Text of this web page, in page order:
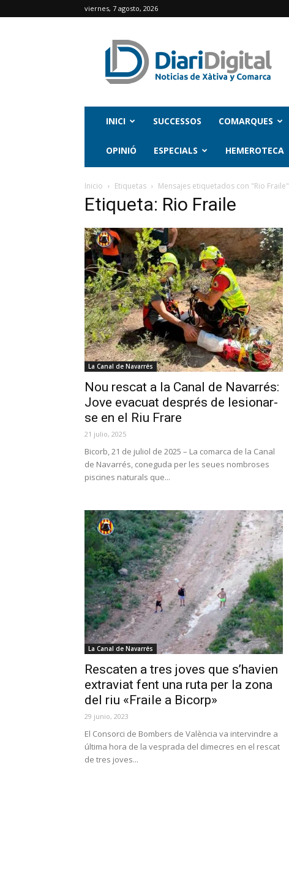
viernes, 7 agosto, 2026
INICI SUCCESSOS COMARQUES
OPINIÓ ESPECIALS HEMEROTECA
Inicio Etiquetas Mensajes etiquetados con "Rio Fraile"
Etiqueta: Rio Fraile
La Canal de Navarrés
Nou rescat a la Canal de Navarrés:
Jove evacuat després de lesionar-
se en el Riu Frare
21 julio, 2025
Bicorb, 21 de juliol de 2025 – La comarca de la Canal
de Navarrés, coneguda per les seues nombroses
piscines naturals que...
La Canal de Navarrés
Rescaten a tres joves que s’havien
extraviat fent una ruta per la zona
del riu «Fraile a Bicorp»
29 junio, 2023
El Consorci de Bombers de València va intervindre a
última hora de la vesprada del dimecres en el rescat
de tres joves...